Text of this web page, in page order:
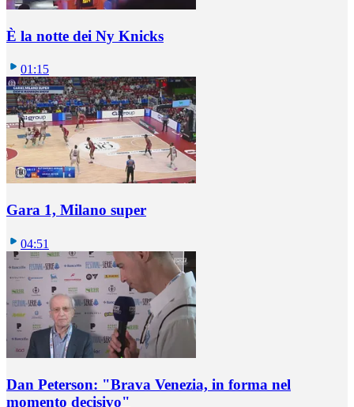
È la notte dei Ny Knicks
01:15
Gara 1, Milano super
04:51
Dan Peterson: "Brava Venezia, in forma nel
momento decisivo"